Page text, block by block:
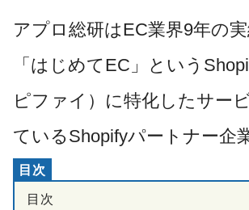
アプロ総研はEC業界9年の実
「はじめてEC」という
ピファイ）に特化したサー
ているShopifyパートナー企